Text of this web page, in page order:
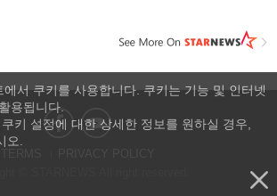
에서 쿠키를 사용합니다. 쿠키는 기능 및 인터넷
용됩니다.
키 설정에 대한 상세한 정보를 원하실 경우,
오.